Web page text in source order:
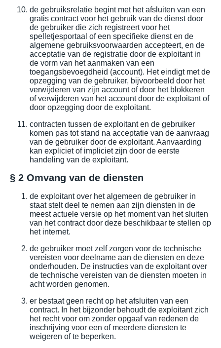
de gebruiksrelatie begint met het afsluiten van een
gratis contract voor het gebruik van de dienst door
de gebruiker die zich registreert voor het
spelletjesportaal of een specifieke dienst en de
algemene gebruiksvoorwaarden accepteert, en de
acceptatie van de registratie door de exploitant in
de vorm van het aanmaken van een
toegangsbevoegdheid (account). Het eindigt met de
opzegging van de gebruiker, bijvoorbeeld door het
verwijderen van zijn account of door het blokkeren
of verwijderen van het account door de exploitant of
door opzegging door de exploitant.
contracten tussen de exploitant en de gebruiker
komen pas tot stand na acceptatie van de aanvraag
van de gebruiker door de exploitant. Aanvaarding
kan expliciet of impliciet zijn door de eerste
handeling van de exploitant.
§ 2 Omvang van de diensten
de exploitant over het algemeen de gebruiker in
staat stelt deel te nemen aan zijn diensten in de
meest actuele versie op het moment van het sluiten
van het contract door deze beschikbaar te stellen op
het internet.
de gebruiker moet zelf zorgen voor de technische
vereisten voor deelname aan de diensten en deze
onderhouden. De instructies van de exploitant over
de technische vereisten van de diensten moeten in
acht worden genomen.
er bestaat geen recht op het afsluiten van een
contract. In het bijzonder behoudt de exploitant zich
het recht voor om zonder opgaaf van redenen de
inschrijving voor een of meerdere diensten te
weigeren of te beperken.